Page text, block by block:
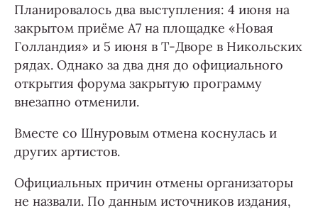
Планировалось два выступления: 4 июня на
закрытом приёме А7 на площадке «Новая
Голландия» и 5 июня в Т-Дворе в Никольских
рядах. Однако за два дня до официального
открытия форума закрытую программу
внезапно отменили.
Вместе со Шнуровым отмена коснулась и
других артистов.
Официальных причин отмены организаторы
не назвали. По данным источников издания,